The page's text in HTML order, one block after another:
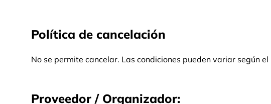
Política de cancelación
No se permite cancelar. Las condiciones pueden variar según
Proveedor / Organizador: